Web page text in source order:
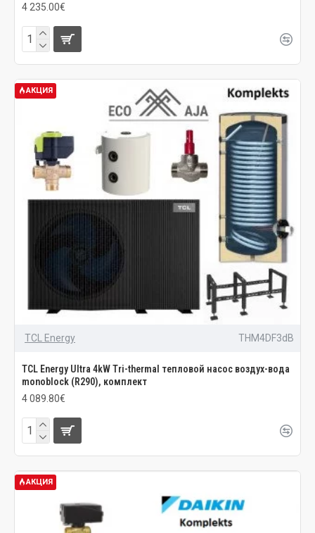
4 235.00€
АКЦИЯ
TCL Energy THM4DF3dB
TCL Energy Ultra 4kW Tri-thermal тепловой насос воздух-вода
monoblock (R290), комплект
4 089.80€
АКЦИЯ